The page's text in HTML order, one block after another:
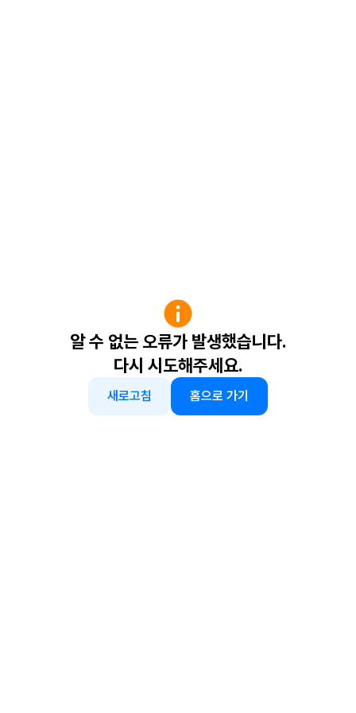
알 수 없는 오류가 발생했습니다.
다시 시도해주세요.
새로고침 홈으로 가기